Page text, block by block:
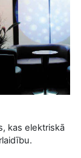
kas elektriskā